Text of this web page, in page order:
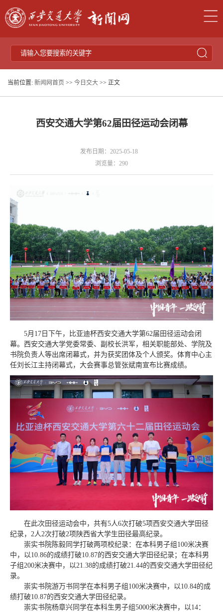
当前位置: 新闻网首页 >> 今日交大 >> 正文
西安交通大学第62届田径运动会闭幕
发布日期：2025-05-18
浏览量： 290
5月17日下午，比亚迪杯西安交通大学第62届田径运动会闭
幕。西安交通大学党委常委、副校长洪军，相关职能部处、学院及
书院负责人等出席闭幕式，并为获奖团体及个人颁奖。体育中心主
任刘长江主持闭幕式，大会赛事总管张斌南宣布比赛成绩。
在此次田径运动会中，共有5人6次打破5项西安交通大学田径
纪录，2人2次打破2项陕西省大学生田径最高纪录。
崇实书院陈毅同学打破两项校纪录：在本科男子组100米决赛
中，以10.86的成绩打破10.87的西安交通大学田径纪录；在本科男
子组200米决赛中，以21.38的成绩打破21.44的西安交通大学田径纪
录。
崇实书院游万书同学在本科男子组100米决赛中，以10.84的成
绩打破10.87的西安交通大学田径纪录。
崇实书院杨章兴同学在本科生男子组5000米决赛中，以14：